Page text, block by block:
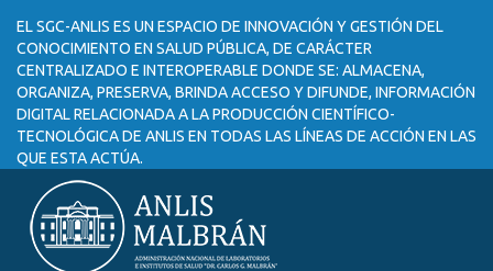
EL SGC-ANLIS ES UN ESPACIO DE INNOVACIÓN Y GESTIÓN DEL
CONOCIMIENTO EN SALUD PÚBLICA, DE CARÁCTER
CENTRALIZADO E INTEROPERABLE DONDE SE: ALMACENA,
ORGANIZA, PRESERVA, BRINDA ACCESO Y DIFUNDE, INFORMACIÓN
DIGITAL RELACIONADA A LA PRODUCCIÓN CIENTÍFICO-
TECNOLÓGICA DE ANLIS EN TODAS LAS LÍNEAS DE ACCIÓN EN LAS
QUE ESTA ACTÚA.